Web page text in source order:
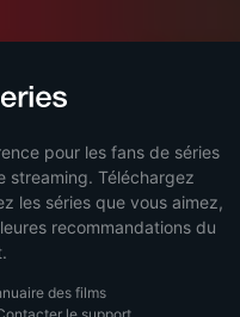
pour les fans de séries
streaming. Téléchargez
les séries que vous aimez,
recommandations du
des films